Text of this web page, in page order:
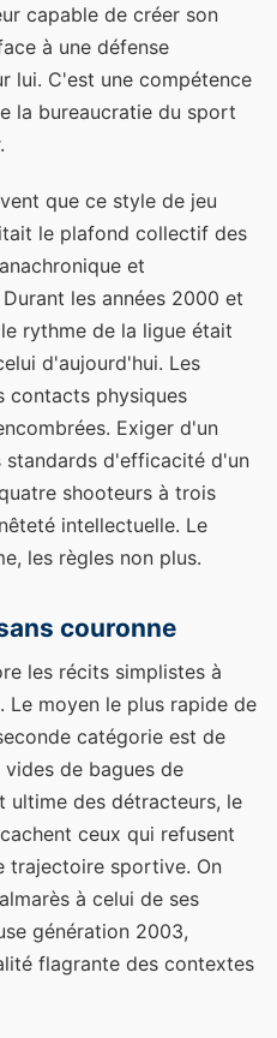
capable de créer son
à une défense
lui. C'est une compétence
la bureaucratie du sport
que ce style de jeu
le plafond collectif des
et
les années 2000 et
rythme de la ligue était
d'aujourd'hui. Les
contacts physiques
Exiger d'un
standards d'efficacité d'un
shooteurs à trois
intellectuelle. Le
les règles non plus.
couronne
les récits simplistes à
Le moyen le plus rapide de
catégorie est de
de bagues de
ultime des détracteurs, le
ceux qui refusent
trajectoire sportive. On
à celui de ses
génération 2003,
flagrante des contextes